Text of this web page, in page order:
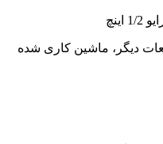
دیگر، ماشین کاری شده